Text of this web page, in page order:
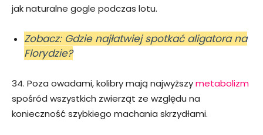
jak naturalne gogle podczas lotu.
Zobacz: Gdzie najłatwiej spotkać aligatora na
Florydzie?
34. Poza owadami, kolibry mają najwyższymetabolizm
spośród wszystkich zwierząt ze względu na
konieczność szybkiego machania skrzydłami.